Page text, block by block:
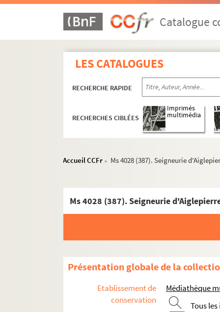
Catalogue
LES CATALOGUES
RECHERCHE RAPIDE
RECHERCHES CIBLÉES
Imprimés
multimédia
Accueil CCFr > Ms 4028 (387). Seigneurie
Ms 4028 (387). Seigneurie
Présentation globale de la
Etablissement de
conservation
Médiathèque
Tous